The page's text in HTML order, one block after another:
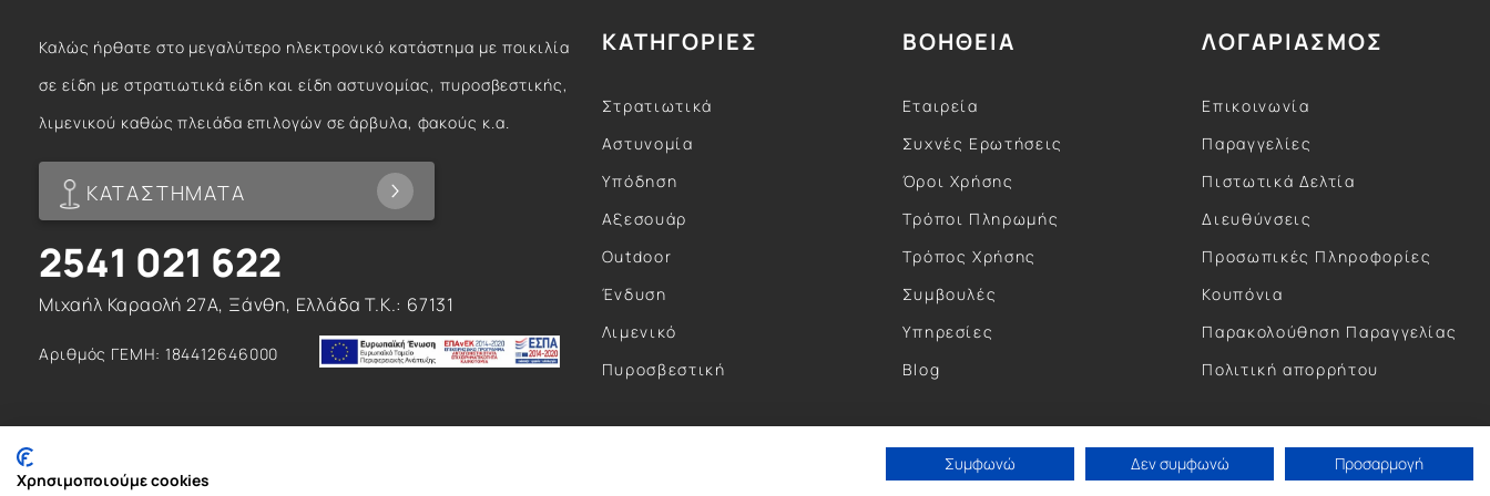
Καλώς ήρθατε στο μεγαλύτερο ηλεκτρονικό κατάστημα με ποικιλία
σε είδη με στρατιωτικά είδη και είδη αστυνομίας, πυροσβεστικής,
λιμενικού καθώς πλειάδα επιλογών σε άρβυλα, φακούς κ.α.
ΚΑΤΑΣΤΗΜΑΤΑ
2541 021 622
Μιχαήλ Καραολή 27Α, Ξάνθη, Ελλάδα T.K.: 67131
Αριθμός ΓΕΜΗ: 184412646000
ΚΑΤΗΓΟΡΙΕΣ
Στρατιωτικά
Αστυνομία
Υπόδηση
Αξεσουάρ
Outdoor
Ένδυση
Λιμενικό
Πυροσβεστική
ΒΟΗΘΕΙΑ
Εταιρεία
Συχνές Ερωτήσεις
Όροι Χρήσης
Τρόποι Πληρωμής
Τρόπος Χρήσης
Συμβουλές
Υπηρεσίες
Blog
ΛΟΓΑΡΙΑΣΜΟΣ
Επικοινωνία
Παραγγελίες
Πιστωτικά Δελτία
Διευθύνσεις
Προσωπικές Πληροφορίες
Κουπόνια
Παρακολούθηση Παραγγελίας
Πολιτική απορρήτου
Χρησιμοποιούμε cookies
Συμφωνώ Δεν συμφωνώ Προσαρμογή